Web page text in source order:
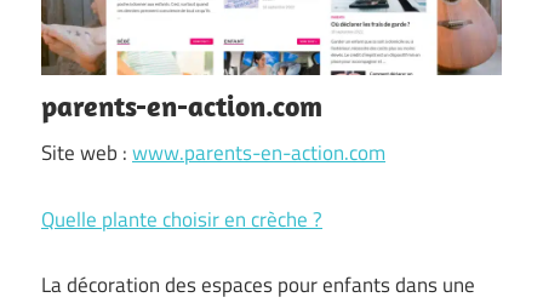
parents-en-action.com
Site web :www.parents-en-action.com
Quelle plante choisir en crèche ?
La décoration des espaces pour enfants dans une